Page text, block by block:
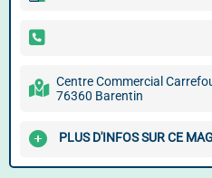
Centre Commercial
76360 Barentin
PLUS D'INFOS SUR CE